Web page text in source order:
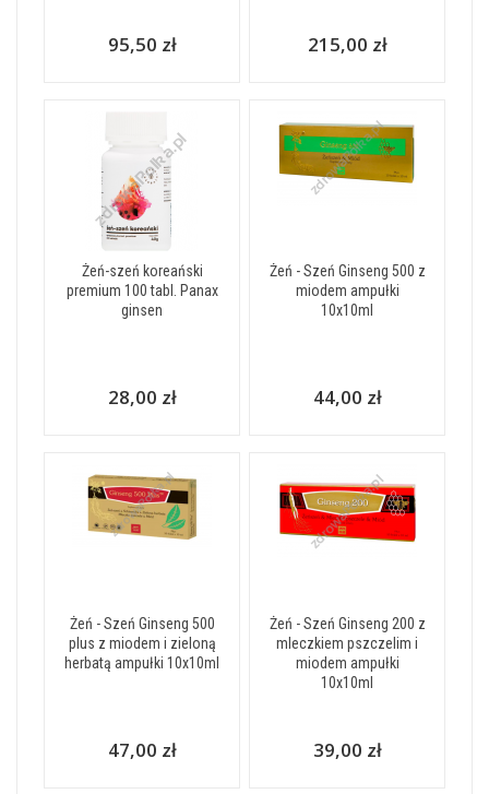
95,50 zł 215,00 zł
Żeń-szeń koreański
premium 100 tabl. Panax
ginsen
28,00 zł
Żeń - Szeń Ginseng 500 z
miodem ampułki
10x10ml
44,00 zł
Żeń - Szeń Ginseng 500
plus z miodem i zieloną
herbatą ampułki 10x10ml
47,00 zł
Żeń - Szeń Ginseng 200 z
mleczkiem pszczelim i
miodem ampułki
10x10ml
39,00 zł